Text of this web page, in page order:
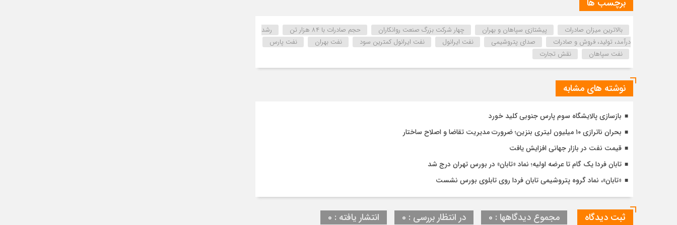
برچسب ها
بالاترین میزان صادرات پیشتازی سپاهان و بهران چهار شرکت بزرگ صنعت روانکاران حجم صادرات با ۸۴ هزار تن
رشد
درآمد، تولید، فروش و صادرات
صدای پتروشیمی نفت ایرانول نفت ایرانول کمترین سود نفت بهران
نفت پارس
نفت سپاهان
نقش تجارت
نوشته های مشابه
بازسازی پالایشگاه سوم پارس جنوبی کلید خورد
بحران ناترازی ۱۰ میلیون لیتری بنزین؛ ضرورت مدیریت تقاضا و اصلاح ساختار
قیمت نفت در بازار جهانی افزایش یافت
تابان فردا یک گام تا عرضه اولیه؛ نماد «تابان» در بورس تهران درج شد
«تابان»، نماد گروه پتروشیمی تابان فردا روی تابلوی بورس نشست
ثبت دیدگاه مجموع دیدگاهها : 0 در انتظار بررسی : 0 انتشار یافته : 0